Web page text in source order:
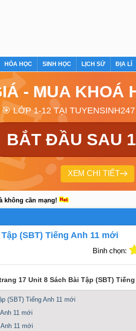
HÓA HỌC SINH HỌC LỊCH SỬ ĐỊA LÍ
- MUA KHOÁ
🎯 LỚP 1-12 TẠI
BẮT ĐẦU SAU
XEM CHI TIẾT
không cần mạng!
(SBT) Tiếng Anh 11 mới
Bình chọn:
17 Unit 8 Sách Bài Tập (SBT) Tiếng
(SBT) Tiếng Anh 11 mới
11 mới
11 mới